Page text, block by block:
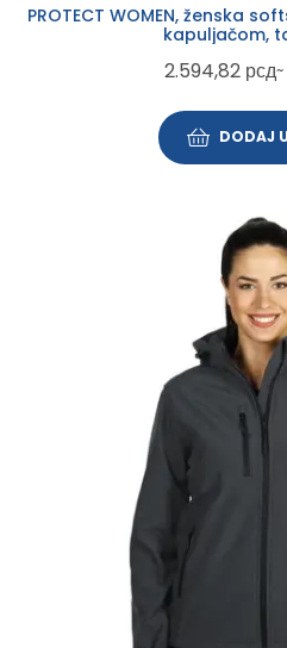
PROTECT WOMEN, ženska
kapuljačom,
2.594,82 рсд
DODAJ